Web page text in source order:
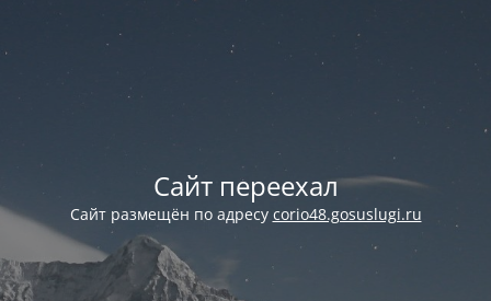
Сайт переехал
Сайт размещён по адресу corio48.gosuslugi.ru